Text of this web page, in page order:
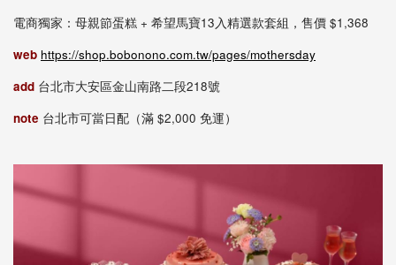
電商獨家：母親節蛋糕 + 希望馬寶13入精選款套組，售價 $1,368
web https://shop.bobonono.com.tw/pages/mothersday
add 台北市大安區金山南路二段218號
note 台北市可當日配（滿 $2,000 免運）